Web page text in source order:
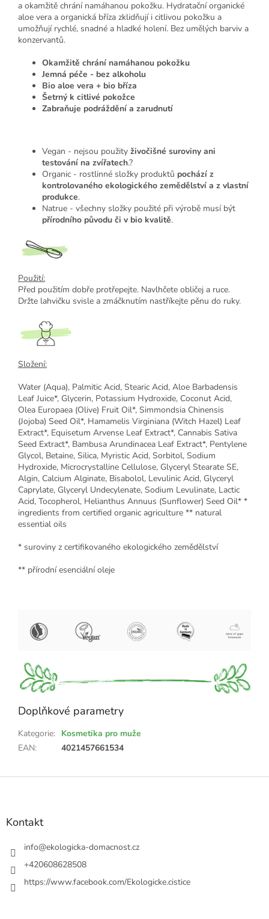
a okamžitě chrání namáhanou pokožku. Hydratační organické
aloe vera a organická bříza zklidňují i citlivou pokožku a
umožňují rychlé, snadné a hladké holení. Bez umělých barviv a
konzervantů.
Okamžitě chrání namáhanou pokožku
Jemná péče - bez alkoholu
Bio aloe vera + bio bříza
Šetrný k citlivé pokožce
Zabraňuje podráždění a zarudnutí
Vegan - nejsou použity živočišné suroviny ani
testování na zvířatech.?
Organic - rostlinné složky produktů pochází z
kontrolovaného ekologického zemědělství a z vlastní
produkce.
Natrue - všechny složky použité při výrobě musí být
přírodního původu či v bio kvalitě.
Použití:
Před použitím dobře protřepejte. Navlhčete obličej a ruce.
Držte lahvičku svisle a zmáčknutím nastříkejte pěnu do ruky.
Složení:
Water (Aqua), Palmitic Acid, Stearic Acid, Aloe Barbadensis
Leaf Juice*, Glycerin, Potassium Hydroxide, Coconut Acid,
Olea Europaea (Olive) Fruit Oil*, Simmondsia Chinensis
(Jojoba) Seed Oil*, Hamamelis Virginiana (Witch Hazel) Leaf
Extract*, Equisetum Arvense Leaf Extract*, Cannabis Sativa
Seed Extract*, Bambusa Arundinacea Leaf Extract*, Pentylene
Glycol, Betaine, Silica, Myristic Acid, Sorbitol, Sodium
Hydroxide, Microcrystalline Cellulose, Glyceryl Stearate SE,
Algin, Calcium Alginate, Bisabolol, Levulinic Acid, Glyceryl
Caprylate, Glyceryl Undecylenate, Sodium Levulinate, Lactic
Acid, Tocopherol, Helianthus Annuus (Sunflower) Seed Oil* *
ingredients from certified organic agriculture ** natural
essential oils
* suroviny z certifikovaného ekologického zemědělství
** přírodní esenciální oleje
Doplňkové parametry
Kategorie: Kosmetika pro muže
EAN: 4021457661534
Z
Kontakt
info@ekologicka-domacnost.cz
+420608628508
https://www.facebook.com/Ekologicke.cistice